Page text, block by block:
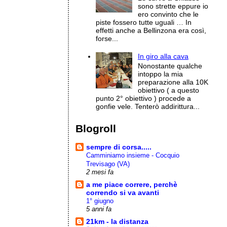
sono strette eppure io
ero convinto che le
piste fossero tutte uguali … In
effetti anche a Bellinzona era così,
forse...
In giro alla cava
Nonostante qualche
intoppo la mia
preparazione alla 10K
obiettivo ( a questo
punto 2° obiettivo ) procede a
gonfie vele. Tenterò addirittura...
Blogroll
sempre di corsa.....
Camminiamo insieme - Cocquio
Trevisago (VA)
2 mesi fa
a me piace correre, perchè
correndo si va avanti
1° giugno
5 anni fa
21km - la distanza